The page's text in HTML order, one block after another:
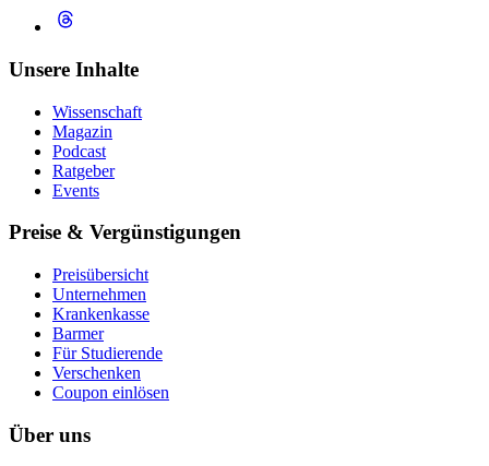
Unsere Inhalte
Wissenschaft
Magazin
Podcast
Ratgeber
Events
Preise & Vergünstigungen
Preisübersicht
Unternehmen
Krankenkasse
Barmer
Für Studierende
Ver­schen­ken
Coupon einlösen
Über uns